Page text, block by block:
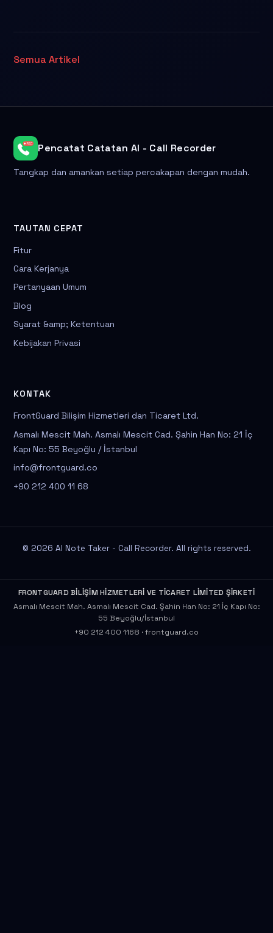
Semua Artikel
Pencatat Catatan AI - Call Recorder
Tangkap dan amankan setiap percakapan dengan mudah.
TAUTAN CEPAT
Fitur
Cara Kerjanya
Pertanyaan Umum
Blog
Syarat &amp; Ketentuan
Kebijakan Privasi
KONTAK
FrontGuard Bilişim Hizmetleri dan Ticaret Ltd.
Asmalı Mescit Mah. Asmalı Mescit Cad. Şahin Han No: 21 İç
Kapı No: 55 Beyoğlu / İstanbul
info@frontguard.co
+90 212 400 11 68
© 2026 AI Note Taker - Call Recorder. All rights reserved.
FRONTGUARD BİLİŞİM HİZMETLERİ VE TİCARET LİMİTED ŞİRKETİ
Asmalı Mescit Mah. Asmalı Mescit Cad. Şahin Han No: 21 İç Kapı No:
55 Beyoğlu/İstanbul
+90 212 400 1168 ·frontguard.co